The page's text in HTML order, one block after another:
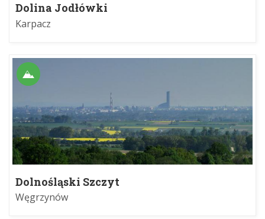
Dolina Jodłówki
Karpacz
Dolnośląski Szczyt
Węgrzynów